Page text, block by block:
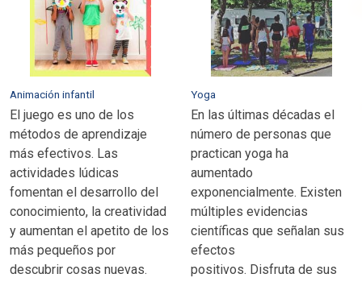
Animación infantil
El juego es uno de los
métodos de aprendizaje
más efectivos. Las
actividades lúdicas
fomentan el desarrollo del
conocimiento, la creatividad
y aumentan el apetito de los
más pequeños por
descubrir cosas nuevas.
Yoga
En las últimas décadas el
número de personas que
practican yoga ha
aumentado
exponencialmente. Existen
múltiples evidencias
científicas que señalan sus
efectos
positivos. Disfruta de sus